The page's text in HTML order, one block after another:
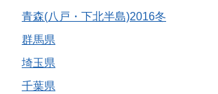
青森(八戸・下北半島)2016冬
群馬県
埼玉県
千葉県